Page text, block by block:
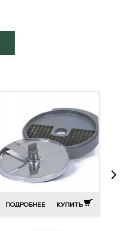
ПОДРОБНЕЕ КУПИТЬ